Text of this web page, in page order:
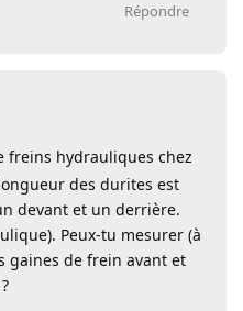
Répondre
freins hydrauliques chez
des durites est
devant et un derrière.
Peux-tu mesurer (à
gaines de frein avant et